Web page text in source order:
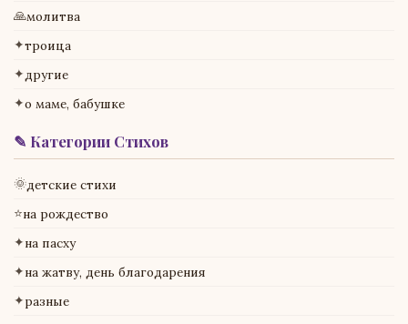
🙏молитва
✦троица
✦ другие
✦о маме, бабушке
✎ Категории Стихов
🌞детские стихи
⭐на рождество
✦на пасху
✦на жатву, день благодарения
✦разные